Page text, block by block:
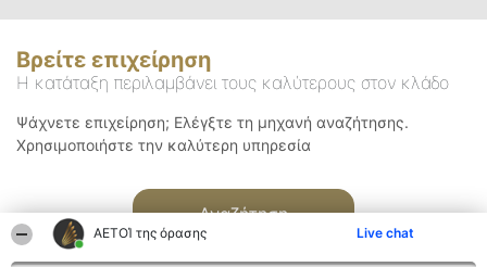
ΑΕΤΟΊ της όρασης Live chat
Βρείτε επιχείρηση
Η κατάταξη περιλαμβάνει τους καλύτερους στον κλάδο
Ψάχνετε επιχείρηση; Ελέγξτε τη μηχανή αναζήτησης.
Χρησιμοποιήστε την καλύτερη υπηρεσία
Αναζήτηση